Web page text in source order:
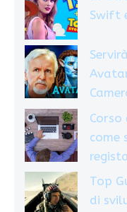
Swift
come
Top
di